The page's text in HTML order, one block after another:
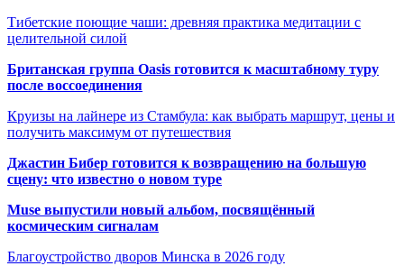
Тибетские поющие чаши: древняя практика медитации с
целительной силой
Британская группа Oasis готовится к масштабному туру
после воссоединения
Круизы на лайнере из Стамбула: как выбрать маршрут, цены и
получить максимум от путешествия
Джастин Бибер готовится к возвращению на большую
сцену: что известно о новом туре
Muse выпустили новый альбом, посвящённый
космическим сигналам
Благоустройство дворов Минска в 2026 году